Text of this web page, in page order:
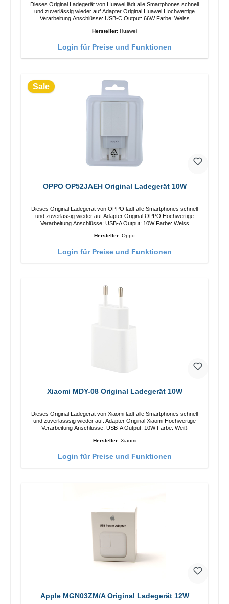
Dieses Original Ladegerät von Huawei lädt alle Smartphones schnell
und zuverlässig wieder auf.Adapter Original Huawei Hochwertige
Verarbeitung Anschlüsse: USB-C Output: 66W Farbe: Weiss
Hersteller: Huawei
Login für Preise und Funktionen
Sale
OPPO OP52JAEH Original Ladegerät 10W
Dieses Original Ladegerät von OPPO lädt alle Smartphones schnell
und zuverlässig wieder auf.Adapter Original OPPO Hochwertige
Verarbeitung Anschlüsse: USB-A Output: 10W Farbe: Weiss
Hersteller: Oppo
Login für Preise und Funktionen
Xiaomi MDY-08 Original Ladegerät 10W
Dieses Original Ladegerät von Xiaomi lädt alle Smartphones schnell
und zuverlässsig wieder auf. Adapter Original Xiaomi Hochwertige
Verarbeitung Anschlüsse: USB-A Output: 10W Farbe: Weiß
Hersteller: Xiaomi
Login für Preise und Funktionen
Apple MGN03ZM/A Original Ladegerät 12W